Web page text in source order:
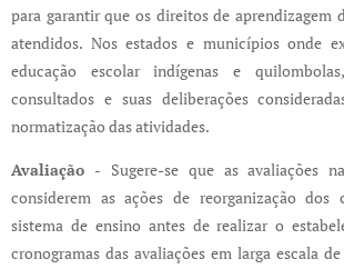
para garantir que os direitos de aprendizagem
atendidos. Nos estados e municípios onde
educação escolar indígenas e
consultados e suas deliberações
normatização das atividades.
Avaliação - Sugere-se que as avaliações
considerem as ações de reorganização dos
sistema de ensino antes de realizar o
cronogramas das avaliações em larga escala